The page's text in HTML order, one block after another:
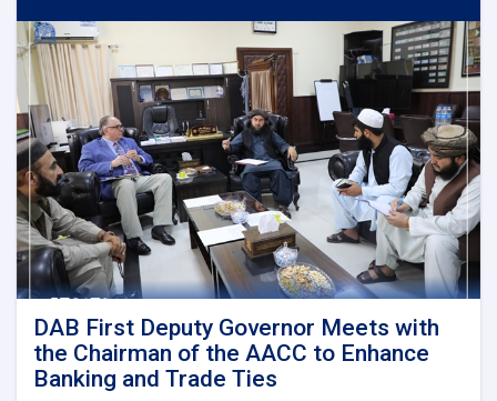
of
Uzbekistan’s
Central
Bank
DAB First Deputy Governor Meets with
the Chairman of the AACC to Enhance
Banking and Trade Ties